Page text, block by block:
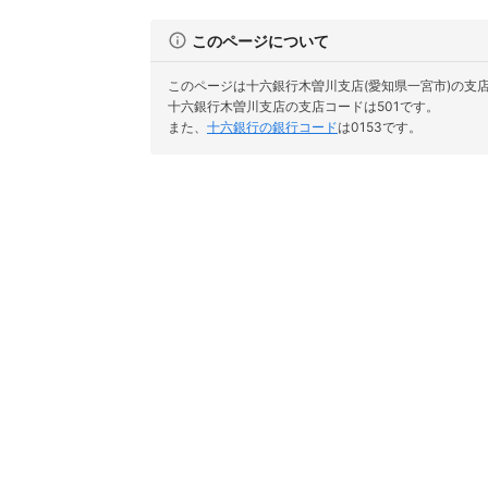
このページについて
このページは十六銀行木曽川支店(愛知県一宮市)の支
十六銀行木曽川支店の支店コードは501です。
また、 十六銀行の銀行コードは0153です。